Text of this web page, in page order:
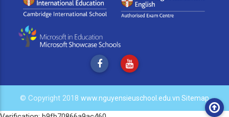
© Copyright 2018 www.nguyensieuschool.edu.vn Sitemap